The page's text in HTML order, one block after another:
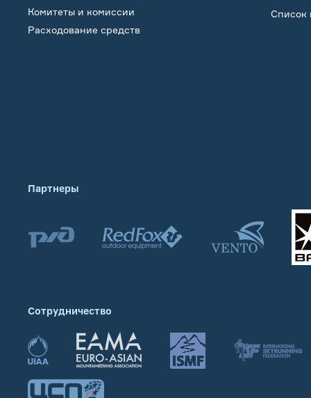
Комитеты и комиссии
Расходование средств
Список
Партнеры
Сотрудничество